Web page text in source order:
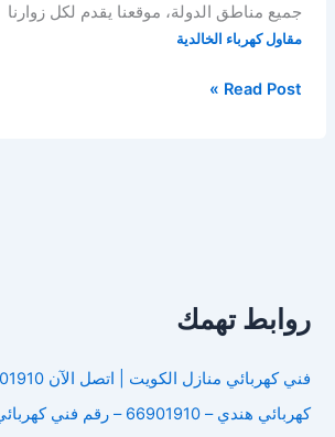
جميع مناطق الدولة، موقعنا يقدم لكل زوارنا
مقاول كهرباء الخالدية
مقاول
Read Post »
روابط تهمك
فني كهربائي منازل الكويت | اتصل الآن 66901910
كهربائي هندي – 66901910 – رقم فني كهربائي هندي